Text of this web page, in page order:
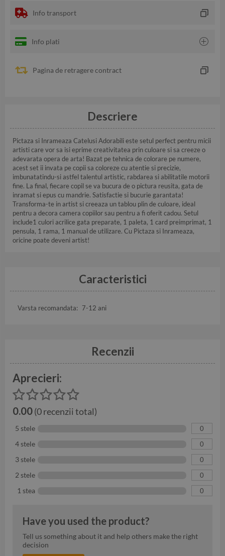
Info transport
Info plati
Pagina de retragere contract
Descriere
Pictaza si Inrameaza Catelusi Adorabili este setul perfect pentru micii
artisti care vor sa isi eprime creativitatea prin culoare si sa creeze o
adevarata opera de arta! Bazat pe tehnica de colorare pe numere,
acest set ii invata pe copii sa coloreze cu atentie si precizie,
imbunatatindu-si astfel talentul artistic, rabdarea si abilitatile motorii
fine. La final, fiecare copil se va bucura de o pictura reusita, gata de
inramat si epus cu mandrie. Satisfactie si bucurie garantata!
Transforma-te in artist si creeaza un tablou plin de culoare, ideal
pentru a decora camera copiilor sau pentru a fi oferit cadou. Setul
include1 culori acrilice gata preparate, 1 paleta, 1 card preimprimat, 1
pensula, 1 rama, 1 manual de utilizare. Cu Pictaza si Inrameaza,
oricine poate deveni artist!
Caracteristici
Varsta recomandata: 7-12 ani
Recenzii
Aprecieri:
0.00(0 recenzii total)
5 stele 0
4 stele 0
3 stele 0
2 stele 0
1 stea 0
Have you used the product?
Tell us something about it and help others make the right
decision